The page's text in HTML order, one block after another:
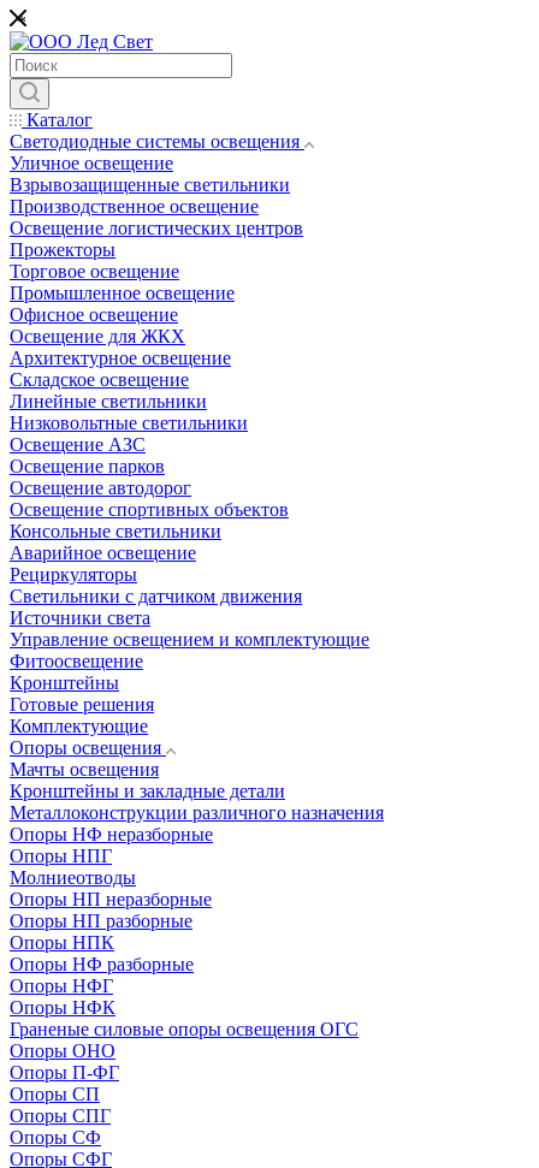
Каталог
Светодиодные системы освещения
Уличное освещение
Взрывозащищенные светильники
Производственное освещение
Освещение логистических центров
Прожекторы
Торговое освещение
Промышленное освещение
Офисное освещение
Освещение для ЖКХ
Архитектурное освещение
Складское освещение
Линейные светильники
Низковольтные светильники
Освещение АЗС
Освещение парков
Освещение автодорог
Освещение спортивных объектов
Консольные светильники
Аварийное освещение
Рециркуляторы
Светильники с датчиком движения
Источники света
Управление освещением и комплектующие
Фитоосвещение
Кронштейны
Готовые решения
Комплектующие
Опоры освещения
Мачты освещения
Кронштейны и закладные детали
Металлоконструкции различного назначения
Опоры НФ неразборные
Опоры НПГ
Молниеотводы
Опоры НП неразборные
Опоры НП разборные
Опоры НПК
Опоры НФ разборные
Опоры НФГ
Опоры НФК
Граненые силовые опоры освещения ОГС
Опоры ОНО
Опоры П-ФГ
Опоры СП
Опоры СПГ
Опоры СФ
Опоры СФГ
*